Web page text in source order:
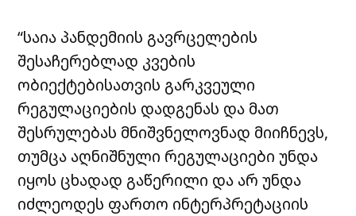
“საია პანდემიის გავრცელების
შესაჩერებლად კვების
ობიექტებისათვის გარკვეული
რეგულაციების დადგენას და მათ
შესრულებას მნიშვნელოვნად მიიჩნევს,
თუმცა აღნიშნული რეგულაციები უნდა
იყოს ცხადად გაწერილი და არ უნდა
იძლეოდეს ფართო ინტერპრეტაციის